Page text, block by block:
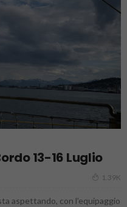
13-16 Luglio
1.39K
aspettando, con l’equipaggio